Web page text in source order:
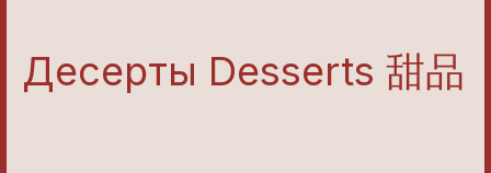
Десерты Desserts 甜品